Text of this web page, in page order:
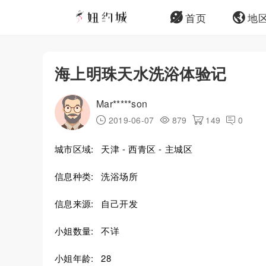
首页 地
海上明珠天水洗浴体验记
Mar*****son
2019-06-07 879 149 0
城市区域: 天津 - 西青区 - 主城区
信息种类: 洗浴场所
信息来源: 自己开发
小姐数量: 不详
小姐年龄: 28